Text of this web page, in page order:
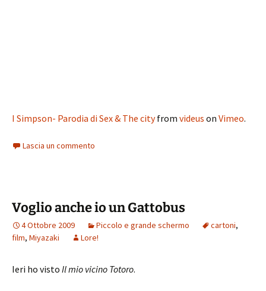
I Simpson- Parodia di Sex & The cityfrom videus on Vimeo.
Lascia un commento
Voglio anche io un Gattobus
4 Ottobre 2009 Piccolo e grande schermo cartoni,
film, Miyazaki Lore!
Ieri ho visto Il mio vicino Totoro.